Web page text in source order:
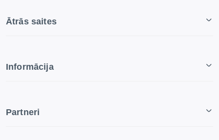
Ātrās saites
Informācija
Partneri